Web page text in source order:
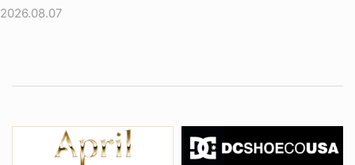
2026.08.07